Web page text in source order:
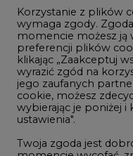
Innowacje i AI
Telekomunikacja i
Handel emisjami
Wodór
Górnictwo
Korzystanie z plików
wymaga zgody.
momencie możesz ją
preferencji plików
klikając „Zaakceptuj
wyrazić zgód na
jego zaufanych
cookie, możesz
wybierając je poniżej i
ustawienia".
Twoja zgoda jest